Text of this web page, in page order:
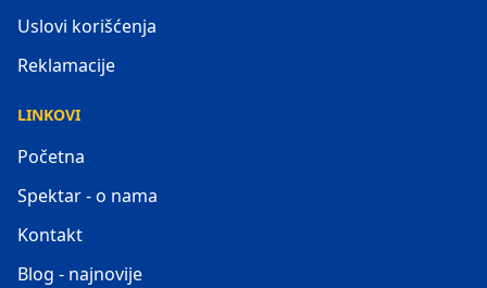
Uslovi korišćenja
Reklamacije
LINKOVI
Početna
Spektar - o nama
Kontakt
Blog - najnovije